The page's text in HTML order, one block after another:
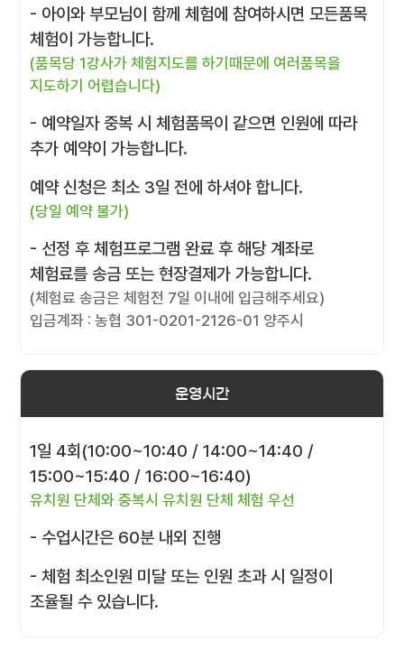
- 아이와 부모님이 함께 체험에 참여하시면 모든품목
체험이 가능합니다.
(품목당 1강사가 체험지도를 하기때문에 여러품목을
지도하기 어렵습니다)
- 예약일자 중복 시 체험품목이 같으면 인원에 따라
추가 예약이 가능합니다.
예약 신청은 최소 3일 전에 하셔야 합니다.
(당일 예약 불가)
- 선정 후 체험프로그램 완료 후 해당 계좌로
체험료를 송금 또는 현장결제가 가능합니다.
(체험료 송금은 체험전 7일 이내에 입금해주세요)
입금계좌 : 농협 301-0201-2126-01 양주시
운영시간
1일 4회(10:00~10:40 / 14:00~14:40 /
15:00~15:40 / 16:00~16:40)
유치원 단체와 중복시 유치원 단체 체험 우선
- 수업시간은 60분 내외 진행
- 체험 최소인원 미달 또는 인원 초과 시 일정이
조율될 수 있습니다.